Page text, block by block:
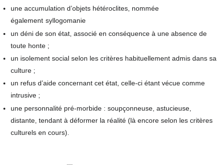
une accumulation d’objets hétéroclites, nommée
également syllogomanie
un déni de son état, associé en conséquence à une absence de
toute honte ;
un isolement social selon les critères habituellement admis dans sa
culture ;
un refus d’aide concernant cet état, celle-ci étant vécue comme
intrusive ;
une personnalité pré-morbide : soupçonneuse, astucieuse,
distante, tendant à déformer la réalité (là encore selon les critères
culturels en cours).